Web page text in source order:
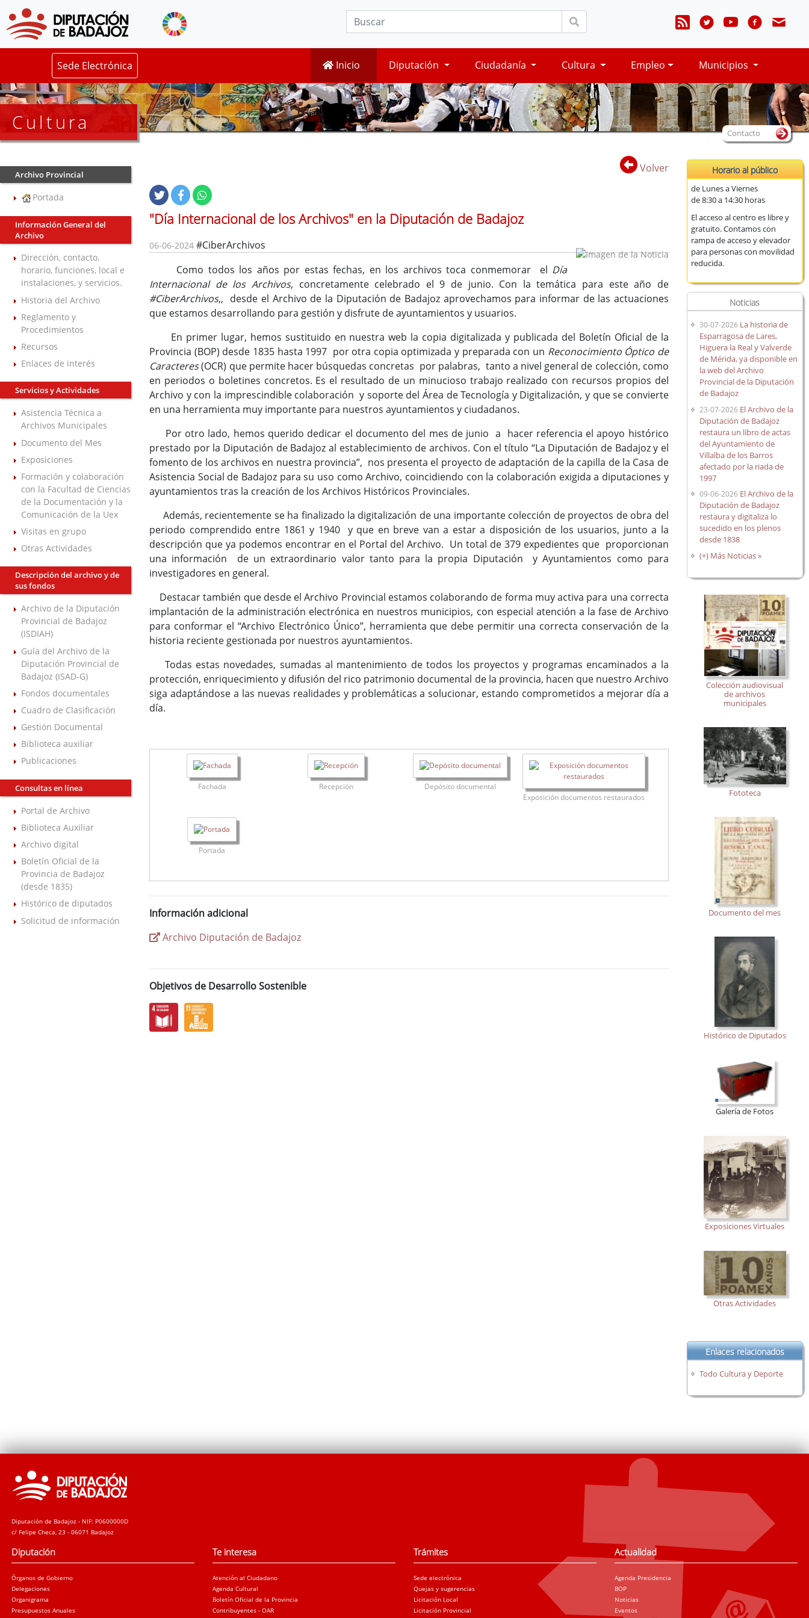
Sede Electrónica Inicio Diputación Ciudadanía Cultura Empleo Municipios
Cultura
Archivo Provincial
Portada
Información General del
Archivo
Dirección, contacto,
horario, funciones, local e
instalaciones, y servicios.
Historia del Archivo
Reglamento y
Procedimientos
Recursos
Enlaces de interés
Servicios y Actividades
Asistencia Técnica a
Archivos Municipales
Documento del Mes
Exposiciones
Formación y colaboración
con la Facultad de Ciencias
de la Documentación y la
Comunicación de la Uex
Visitas en grupo
Otras Actividades
Descripción del archivo y de
sus fondos
Archivo de la Diputación
Provincial de Badajoz
(ISDIAH)
Guía del Archivo de la
Diputación Provincial de
Badajoz (ISAD-G)
Fondos documentales
Cuadro de Clasificación
Gestión Documental
Biblioteca auxiliar
Publicaciones
Consultas en línea
Portal de Archivo
Biblioteca Auxiliar
Archivo digital
Boletín Oficial de la
Provincia de Badajoz
(desde 1835)
Histórico de diputados
Solicitud de información
Volver
"Día Internacional de los Archivos" en la Diputación de Badajoz
06-06-2024 #CiberArchivos
Como todos los años por estas fechas, en los archivos toca conmemorar el Día
Internacional de los Archivos, concretamente celebrado el 9 de junio. Con la temática para este año de
#CiberArchivos,, desde el Archivo de la Diputación de Badajoz aprovechamos para informar de las actuaciones
que estamos desarrollando para gestión y disfrute de ayuntamientos y usuarios.
En primer lugar, hemos sustituido en nuestra web la copia digitalizada y publicada del Boletín Oficial de la
Provincia (BOP) desde 1835 hasta 1997 por otra copia optimizada y preparada con un Reconocimiento Óptico de
Caracteres(OCR) que permite hacer búsquedas concretas por palabras, tanto a nivel general de colección, como
en periodos o boletines concretos. Es el resultado de un minucioso trabajo realizado con recursos propios del
Archivo y con la imprescindible colaboración y soporte del Área de Tecnología y Digitalización, y que se convierte
en una herramienta muy importante para nuestros ayuntamientos y ciudadanos.
Por otro lado, hemos querido dedicar el documento del mes de junio a hacer referencia el apoyo histórico
prestado por la Diputación de Badajoz al establecimiento de archivos. Con el título “La Diputación de Badajoz y el
fomento de los archivos en nuestra provincia”, nos presenta el proyecto de adaptación de la capilla de la Casa de
Asistencia Social de Badajoz para su uso como Archivo, coincidiendo con la colaboración exigida a diputaciones y
ayuntamientos tras la creación de los Archivos Históricos Provinciales.
Además, recientemente se ha finalizado la digitalización de una importante colección de proyectos de obra del
periodo comprendido entre 1861 y 1940 y que en breve van a estar a disposición de los usuarios, junto a la
descripción que ya podemos encontrar en el Portal del Archivo. Un total de 379 expedientes que proporcionan
una información de un extraordinario valor tanto para la propia Diputación y Ayuntamientos como para
investigadores en general.
Destacar también que desde el Archivo Provincial estamos colaborando de forma muy activa para una correcta
implantación de la administración electrónica en nuestros municipios, con especial atención a la fase de Archivo
para conformar el “Archivo Electrónico Único”, herramienta que debe permitir una correcta conservación de la
historia reciente gestionada por nuestros ayuntamientos.
Todas estas novedades, sumadas al mantenimiento de todos los proyectos y programas encaminados a la
protección, enriquecimiento y difusión del rico patrimonio documental de la provincia, hacen que nuestro Archivo
siga adaptándose a las nuevas realidades y problemáticas a solucionar, estando comprometidos a mejorar día a
día.
Fachada Recepción
Depósito documental
Exposición documentos restaurados
Portada
Información adicional
Archivo Diputación de Badajoz
Objetivos de Desarrollo Sostenible
Contacto
Horario al público
de Lunes a Viernes
de 8:30 a 14:30 horas
El acceso al centro es libre y
gratuito. Contamos con
rampa de acceso y elevador
para personas con movilidad
reducida.
Noticias
30-07-2026 La historia de
Esparragosa de Lares,
Higuera la Real y Valverde
de Mérida, ya disponible en
la web del Archivo
Provincial de la Diputación
de Badajoz
23-07-2026 El Archivo de la
Diputación de Badajoz
restaura un libro de actas
del Ayuntamiento de
Villalba de los Barros
afectado por la riada de
1997
09-06-2026 El Archivo de la
Diputación de Badajoz
restaura y digitaliza lo
sucedido en los plenos
desde 1838
(+) Más Noticias »
Colección audiovisual
de archivos
municipales
Fototeca
Documento del mes
Histórico de Diputados
Galería de Fotos
Exposiciones Virtuales
Otras Actividades
Enlaces relacionados
Todo Cultura y Deporte
Diputación de Badajoz - NIF: P0600000D
c/ Felipe Checa, 23 - 06071 Badajoz
Diputación
Órganos de Gobierno
Delegaciones
Organigrama
Presupuestos Anuales
Te interesa
Atención al Ciudadano
Agenda Cultural
Boletín Oficial de la Provincia
Contribuyentes - OAR
Trámites
Sede electrónica
Quejas y sugerencias
Licitación Local
Licitación Provincial
Actualidad
Agenda Presidencia
BOP
Noticias
Eventos